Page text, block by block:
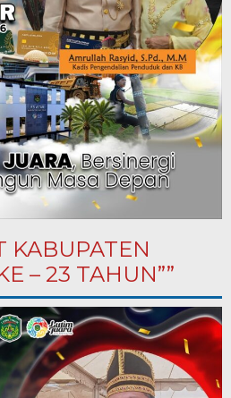
KABUPATEN
– 23 TAHUN””